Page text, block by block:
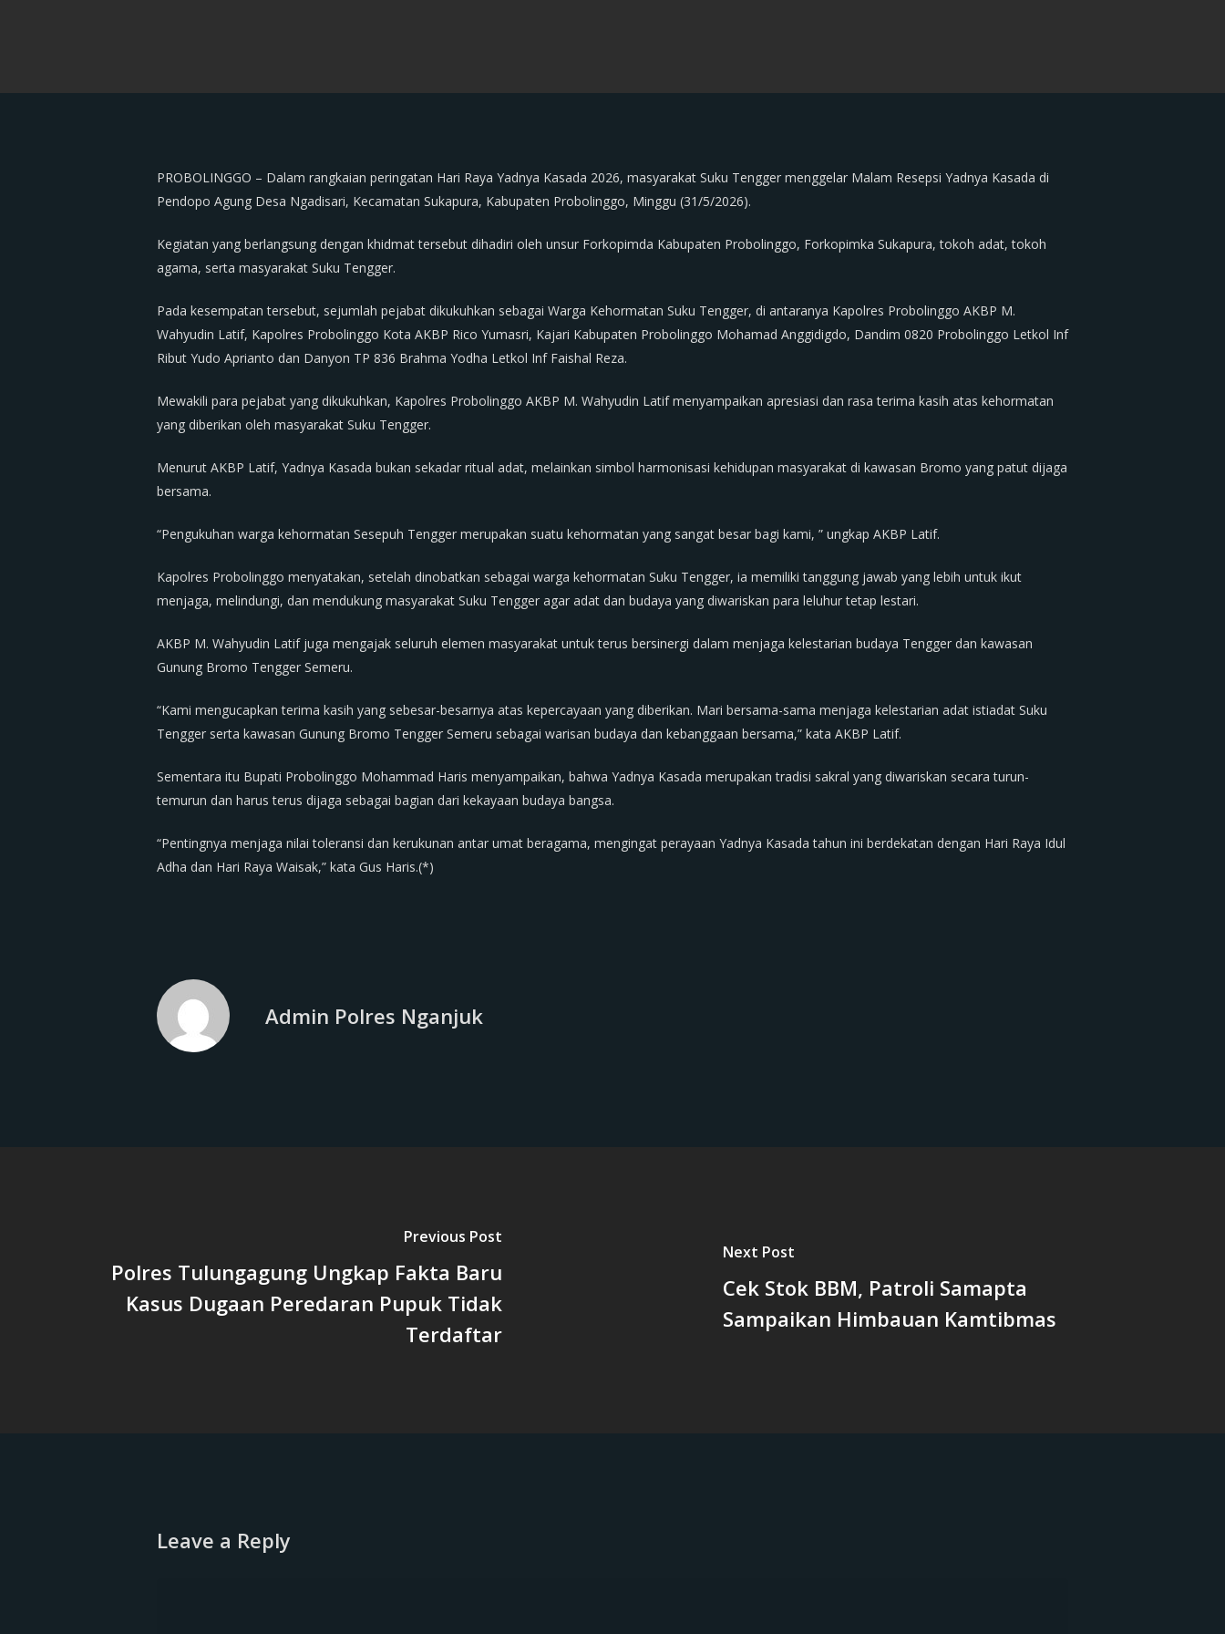
PROBOLINGGO – Dalam rangkaian peringatan Hari Raya Yadnya Kasada 2026, masyarakat Suku Tengger menggelar Malam Resepsi Yadnya Kasada di
Pendopo Agung Desa Ngadisari, Kecamatan Sukapura, Kabupaten Probolinggo, Minggu (31/5/2026).
Kegiatan yang berlangsung dengan khidmat tersebut dihadiri oleh unsur Forkopimda Kabupaten Probolinggo, Forkopimka Sukapura, tokoh adat, tokoh
agama, serta masyarakat Suku Tengger.
Pada kesempatan tersebut, sejumlah pejabat dikukuhkan sebagai Warga Kehormatan Suku Tengger, di antaranya Kapolres Probolinggo AKBP M.
Wahyudin Latif, Kapolres Probolinggo Kota AKBP Rico Yumasri, Kajari Kabupaten Probolinggo Mohamad Anggidigdo, Dandim 0820 Probolinggo Letkol Inf
Ribut Yudo Aprianto dan Danyon TP 836 Brahma Yodha Letkol Inf Faishal Reza.
Mewakili para pejabat yang dikukuhkan, Kapolres Probolinggo AKBP M. Wahyudin Latif menyampaikan apresiasi dan rasa terima kasih atas kehormatan
yang diberikan oleh masyarakat Suku Tengger.
Menurut AKBP Latif, Yadnya Kasada bukan sekadar ritual adat, melainkan simbol harmonisasi kehidupan masyarakat di kawasan Bromo yang patut dijaga
bersama.
“Pengukuhan warga kehormatan Sesepuh Tengger merupakan suatu kehormatan yang sangat besar bagi kami, ” ungkap AKBP Latif.
Kapolres Probolinggo menyatakan, setelah dinobatkan sebagai warga kehormatan Suku Tengger, ia memiliki tanggung jawab yang lebih untuk ikut
menjaga, melindungi, dan mendukung masyarakat Suku Tengger agar adat dan budaya yang diwariskan para leluhur tetap lestari.
AKBP M. Wahyudin Latif juga mengajak seluruh elemen masyarakat untuk terus bersinergi dalam menjaga kelestarian budaya Tengger dan kawasan
Gunung Bromo Tengger Semeru.
“Kami mengucapkan terima kasih yang sebesar-besarnya atas kepercayaan yang diberikan. Mari bersama-sama menjaga kelestarian adat istiadat Suku
Tengger serta kawasan Gunung Bromo Tengger Semeru sebagai warisan budaya dan kebanggaan bersama,” kata AKBP Latif.
Sementara itu Bupati Probolinggo Mohammad Haris menyampaikan, bahwa Yadnya Kasada merupakan tradisi sakral yang diwariskan secara turun-
temurun dan harus terus dijaga sebagai bagian dari kekayaan budaya bangsa.
“Pentingnya menjaga nilai toleransi dan kerukunan antar umat beragama, mengingat perayaan Yadnya Kasada tahun ini berdekatan dengan Hari Raya Idul
Adha dan Hari Raya Waisak,” kata Gus Haris.(*)
Admin Polres Nganjuk
Previous Post
Polres Tulungagung Ungkap Fakta Baru
Kasus Dugaan Peredaran Pupuk Tidak
Terdaftar
Next Post
Cek Stok BBM, Patroli Samapta
Sampaikan Himbauan Kamtibmas
Leave a Reply